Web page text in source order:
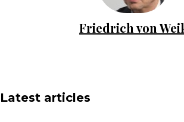
Friedrich von
Latest articles